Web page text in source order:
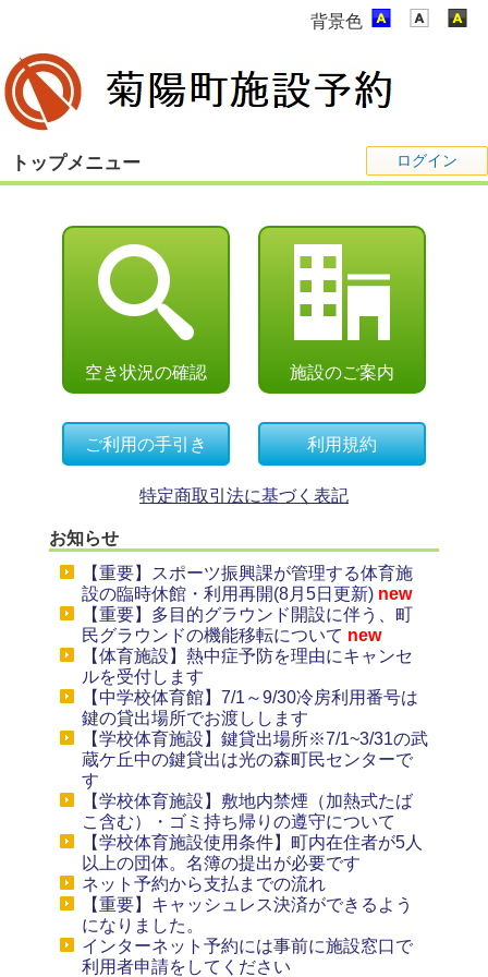
背景色
トップメニュー ログイン
空き状況の確認 施設のご案内
ご利用の手引き 利用規約
特定商取引法に基づく表記
お知らせ
【重要】スポーツ振興課が管理する体育施
設の臨時休館・利用再開(8月5日更新) new
【重要】多目的グラウンド開設に伴う、町
民グラウンドの機能移転について new
【体育施設】熱中症予防を理由にキャンセ
ルを受付します
【中学校体育館】7/1～9/30冷房利用番号は
鍵の貸出場所でお渡しします
【学校体育施設】鍵貸出場所※7/1~3/31の武
蔵ケ丘中の鍵貸出は光の森町民センターで
す
【学校体育施設】敷地内禁煙（加熱式たば
こ含む）・ゴミ持ち帰りの遵守について
【学校体育施設使用条件】町内在住者が5人
以上の団体。名簿の提出が必要です
ネット予約から支払までの流れ
【重要】キャッシュレス決済ができるよう
になりました。
インターネット予約には事前に施設窓口で
利用者申請をしてください